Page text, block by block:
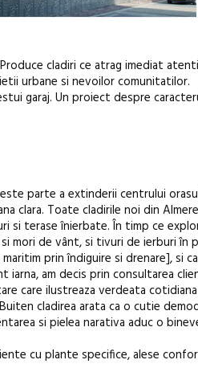
cladiri ce atrag imediat
urbane si nevoilor comunitatilor.
garaj. Un proiect despre
parte a extinderii centrului
clara. Toate cladirile noi din
si terase înierbate. În timp ce
mori de vânt, si tivuri de ierburi în
prin îndiguire si drenare], si
am decis prin consultarea
care ilustreaza verdeata
cladirea arata ca o cutie
si pielea narativa aduc o
cu plante specifice, alese